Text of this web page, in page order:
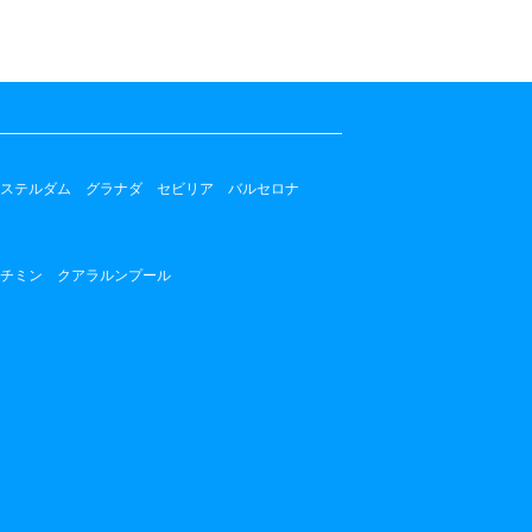
テルダム グラナダ セビリア
バルセロナ
ミン クアラルンプール